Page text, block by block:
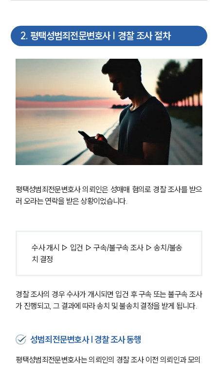
2. 평택성범죄전문변호사 | 경찰 조사 절차
평택성범죄전문변호사 의뢰인은 성매매 혐의로 경찰 조사를 받으
러 오라는 연락을 받은 상황이었습니다.
수사 개시 ▷ 입건 ▷ 구속/불구속 조사 ▷ 송치/불송
치 결정
경찰 조사의 경우 수사가 개시되면 입건 후 구속 또는 불구속 조사
가 진행되고, 그 결과에 따라 송치 및 불송치 결정을 받게 됩니다.
성범죄전문변호사 | 경찰 조사 동행
평택성범죄전문변호사는 의뢰인의 경찰 조사 이전 의뢰인과 모의